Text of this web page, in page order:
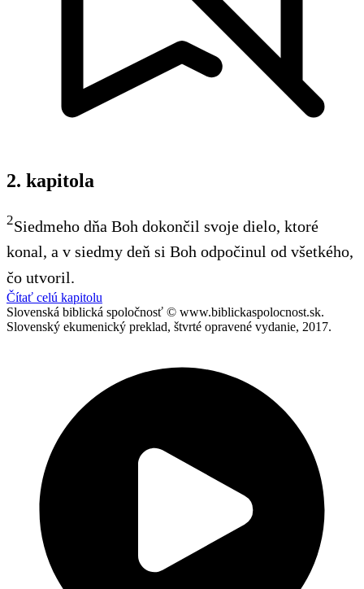
2. kapitola
2Siedmeho dňa Boh dokončil svoje dielo, ktoré
konal, a v siedmy deň si Boh odpočinul od všetkého,
čo utvoril.
Čítať celú kapitolu
Slovenská biblická spoločnosť © www.biblickaspolocnost.sk.
Slovenský ekumenický preklad, štvrté opravené vydanie, 2017.